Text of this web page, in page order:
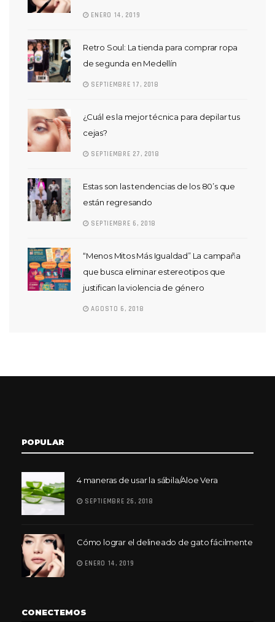
ENERO 14, 2019
Retro Soul: La tienda para comprar ropa
de segunda en Medellín
SEPTIEMBRE 17, 2018
¿Cuál es la mejor técnica para depilar tus
cejas?
SEPTIEMBRE 27, 2018
Estas son las tendencias de los 80’s que
están regresando
SEPTIEMBRE 6, 2018
“Menos Mitos Más Igualdad” La campaña
que busca eliminar estereotipos que
justifican la violencia de género
AGOSTO 6, 2018
POPULAR
4 maneras de usar la sábila/Aloe Vera
SEPTIEMBRE 26, 2018
Cómo lograr el delineado de gato fácilmente
ENERO 14, 2019
CONECTEMOS